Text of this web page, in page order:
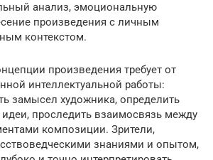
анализ, эмоциональную
произведения с личным
контекстом.
произведения требует от
интеллектуальной работы:
замысел художника, определить
проследить взаимосвязь между
композиции. Зрители,
знаниями и опытом,